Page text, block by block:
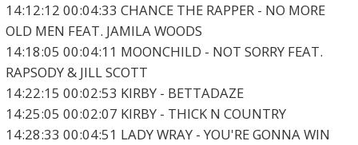
14:12:12 00:04:33 CHANCE THE RAPPER - NO MORE
OLD MEN FEAT. JAMILA WOODS
14:18:05 00:04:11 MOONCHILD - NOT SORRY FEAT.
RAPSODY & JILL SCOTT
14:22:15 00:02:53 KIRBY - BETTADAZE
14:25:05 00:02:07 KIRBY - THICK N COUNTRY
14:28:33 00:04:51 LADY WRAY - YOU'RE GONNA WIN